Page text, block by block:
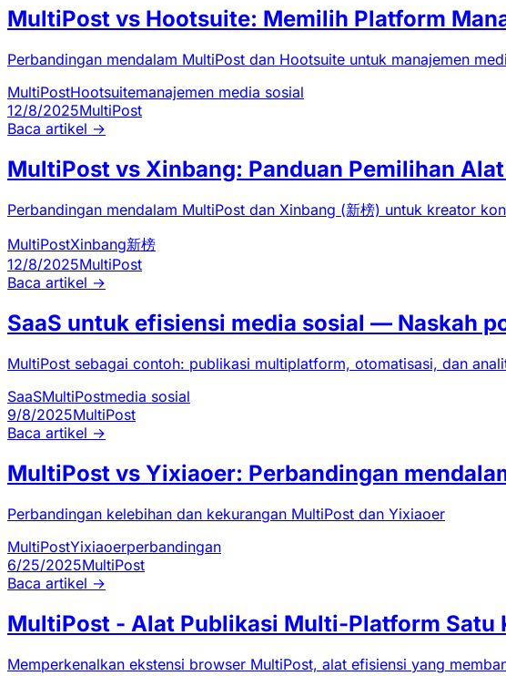
MultiPost vs Hootsuite: Memilih Platform
Perbandingan mendalam MultiPost dan Hootsuite untuk manajemen
MultiPostHootsuitemanajemen media sosial
12/8/2025MultiPost
Baca artikel →
MultiPost vs Xinbang: Panduan Pemilihan
Perbandingan mendalam MultiPost dan Xinbang (新榜) untuk kreator
MultiPostXinbang新榜
12/8/2025MultiPost
Baca artikel →
SaaS untuk efisiensi media sosial — Naskah
MultiPost sebagai contoh: publikasi multiplatform, otomatisasi, dan
SaaSMultiPostmedia sosial
9/8/2025MultiPost
Baca artikel →
MultiPost vs Yixiaoer: Perbandingan
Perbandingan kelebihan dan kekurangan MultiPost dan Yixiaoer
MultiPostYixiaoerperbandingan
6/25/2025MultiPost
Baca artikel →
MultiPost - Alat Publikasi Multi-Platform Satu
Memperkenalkan ekstensi browser MultiPost, alat efisiensi yang